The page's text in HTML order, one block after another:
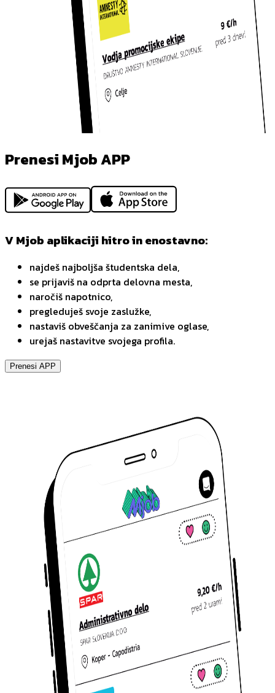
Prenesi Mjob APP
V Mjob aplikaciji hitro in enostavno:
najdeš najboljša študentska dela,
se prijaviš na odprta delovna mesta,
naročiš napotnico,
pregleduješ svoje zaslužke,
nastaviš obveščanja za zanimive oglase,
urejaš nastavitve svojega profila.
Prenesi APP